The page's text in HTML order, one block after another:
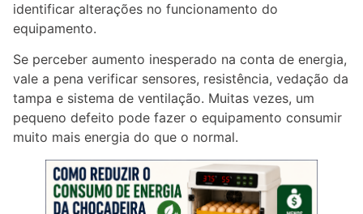
identificar alterações no funcionamento do
equipamento.
Se perceber aumento inesperado na conta de energia,
vale a pena verificar sensores, resistência, vedação da
tampa e sistema de ventilação. Muitas vezes, um
pequeno defeito pode fazer o equipamento consumir
muito mais energia do que o normal.